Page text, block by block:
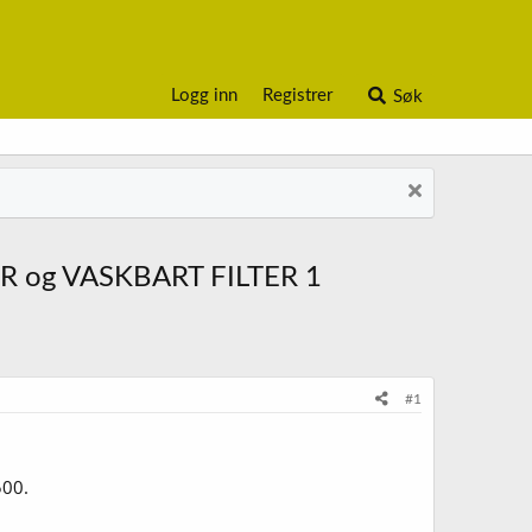
Logg inn Registrer Søk
og VASKBART FILTER 1
#1